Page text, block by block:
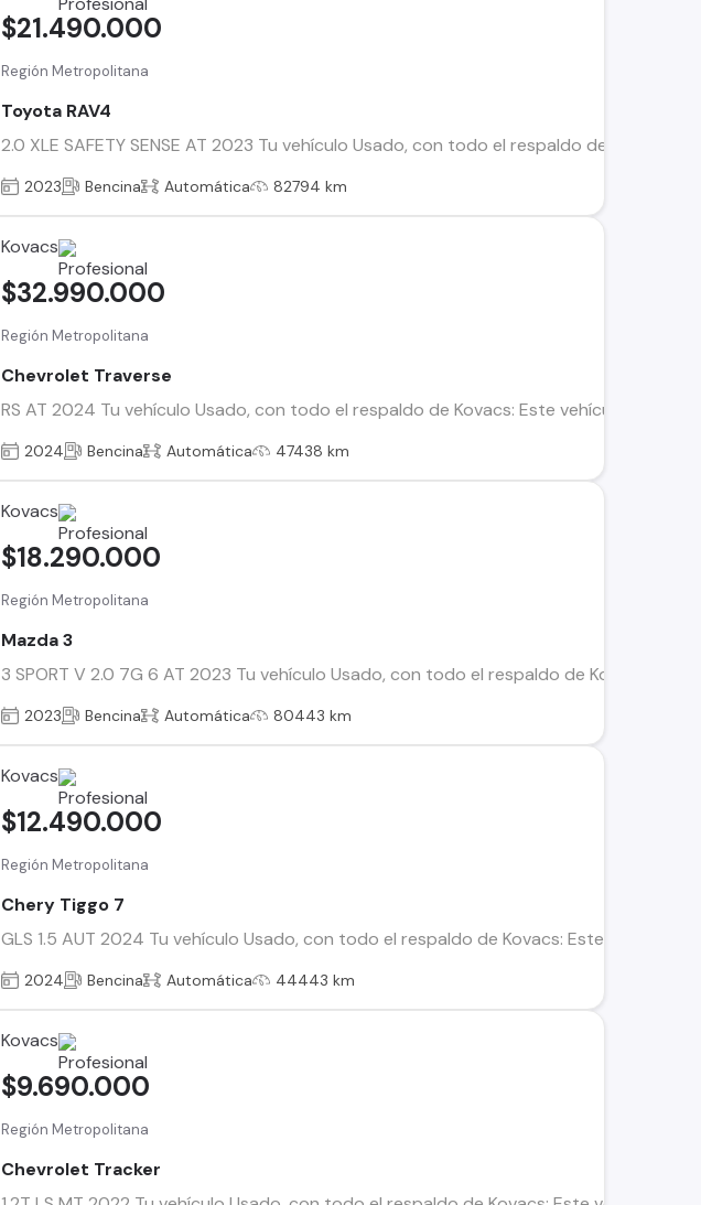
Región Metropolitana
Toyota RAV4
2.0 XLE SAFETY SENSE AT 2023 Tu vehículo Usado, con todo el respaldo de
$21.490.000
2023 Bencina Automática 82794 km
Kovacs
Región Metropolitana
Chevrolet Traverse
RS AT 2024 Tu vehículo Usado, con todo el respaldo de Kovacs: Este vehículo ha
$32.990.000
2024 Bencina Automática 47438 km
Kovacs
Región Metropolitana
Mazda 3
3 SPORT V 2.0 7G 6 AT 2023 Tu vehículo Usado, con todo el respaldo de Kovacs:
$18.290.000
2023 Bencina Automática 80443 km
Kovacs
Región Metropolitana
Chery Tiggo 7
GLS 1.5 AUT 2024 Tu vehículo Usado, con todo el respaldo de Kovacs: Este
$12.490.000
2024 Bencina Automática 44443 km
Kovacs
Región Metropolitana
Chevrolet Tracker
$9.690.000